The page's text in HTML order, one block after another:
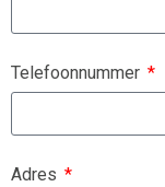
Telefoonnummer
Adres